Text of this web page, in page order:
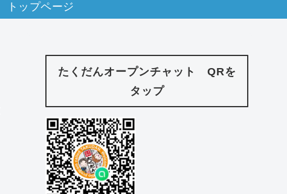
トップページ
たくだんオープンチャット QRを
タップ